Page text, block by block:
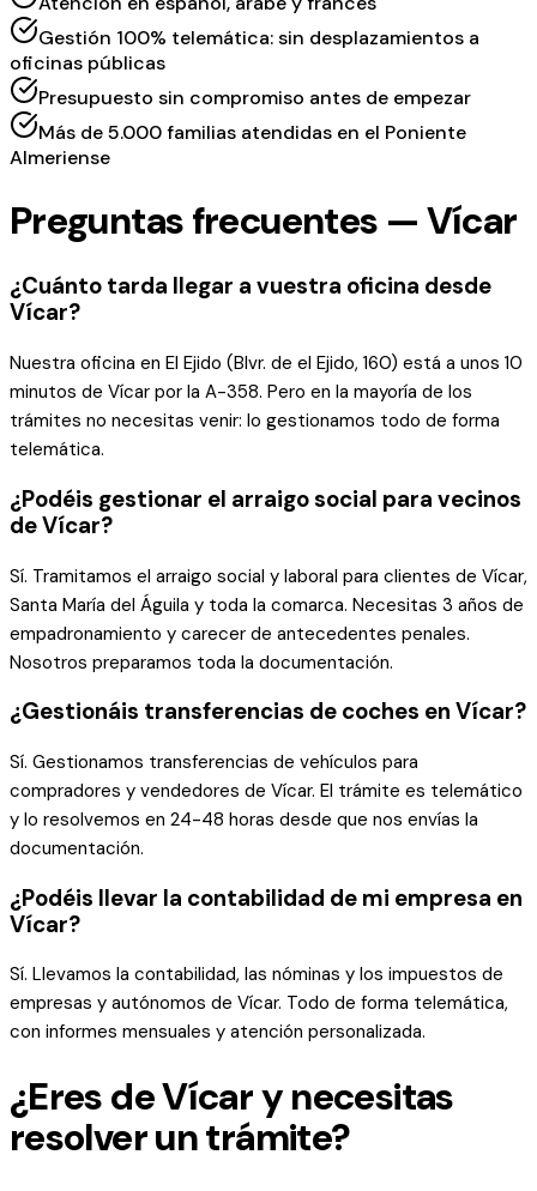
Gestión 100% telemática: sin desplazamientos a
oficinas públicas
Presupuesto sin compromiso antes de empezar
Más de 5.000 familias atendidas en el Poniente
Almeriense
Preguntas frecuentes — Vícar
¿Cuánto tarda llegar a vuestra oficina desde
Vícar?
Nuestra oficina en El Ejido (Blvr. de el Ejido, 160) está a unos 10
minutos de Vícar por la A-358. Pero en la mayoría de los
trámites no necesitas venir: lo gestionamos todo de forma
telemática.
¿Podéis gestionar el arraigo social para vecinos
de Vícar?
Sí. Tramitamos el arraigo social y laboral para clientes de Vícar,
Santa María del Águila y toda la comarca. Necesitas 3 años de
empadronamiento y carecer de antecedentes penales.
Nosotros preparamos toda la documentación.
¿Gestionáis transferencias de coches en Vícar?
Sí. Gestionamos transferencias de vehículos para
compradores y vendedores de Vícar. El trámite es telemático
y lo resolvemos en 24-48 horas desde que nos envías la
documentación.
¿Podéis llevar la contabilidad de mi empresa en
Vícar?
Sí. Llevamos la contabilidad, las nóminas y los impuestos de
empresas y autónomos de Vícar. Todo de forma telemática,
con informes mensuales y atención personalizada.
¿Eres de Vícar y necesitas
resolver un trámite?